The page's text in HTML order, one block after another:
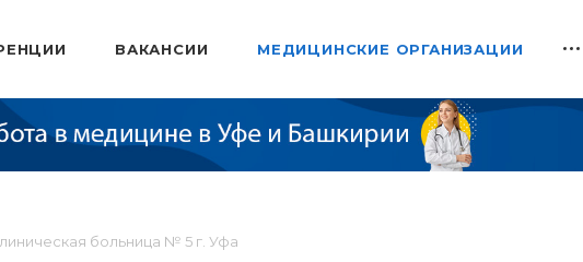
ВАКАНСИИ МЕДИЦИНСКИЕ ОРГАНИЗАЦИИ
больница № 5 г. Уфа